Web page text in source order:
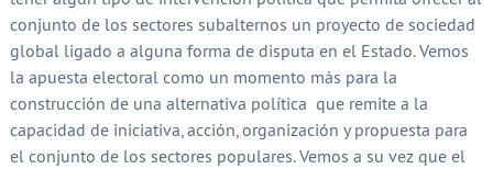
conjunto de los sectores subalternos un proyecto de sociedad
global ligado a alguna forma de disputa en el Estado. Vemos
la apuesta electoral como un momento más para la
construcción de una alternativa política que remite a la
capacidad de iniciativa, acción, organización y propuesta para
el conjunto de los sectores populares. Vemos a su vez que el